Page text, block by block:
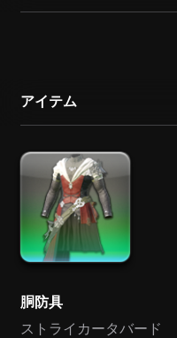
アイテム
胴防具
ストライカータバード